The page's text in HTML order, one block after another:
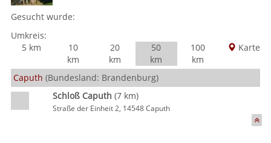
Gesucht wurde:
Umkreis:
5 km
10
km
20
km
50
km
100
km
Karte
Caputh (Bundesland: Brandenburg)
Schloß Caputh (7 km)
Straße der Einheit 2, 14548 Caputh